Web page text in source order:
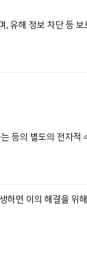
, 유해 정보 차단 등
등의 별도의 전자적
하면 이의 해결을 위